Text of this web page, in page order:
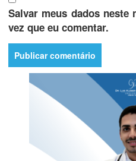
Salvar meus dados neste
vez que eu comentar.